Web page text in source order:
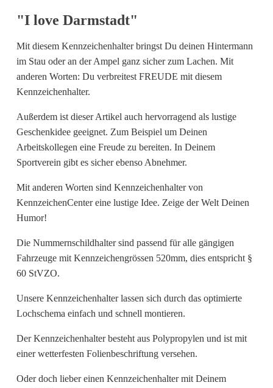
Hessisch gebabbelt
Englisch
I Love...
Ich komme aus und bin...
Fußball
Fliegerwelt
"I love Darmstadt"
Mit diesem Kennzeichenhalter bringst Du deinen Hintermann
im Stau oder an der Ampel ganz sicher zum Lachen. Mit
anderen Worten: Du verbreitest FREUDE mit diesem
Kennzeichenhalter.
Außerdem ist dieser Artikel auch hervorragend als lustige
Geschenkidee geeignet. Zum Beispiel um Deinen
Arbeitskollegen eine Freude zu bereiten. In Deinem
Sportverein gibt es sicher ebenso Abnehmer.
Mit anderen Worten sind Kennzeichenhalter von
KennzeichenCenter eine lustige Idee. Zeige der Welt Deinen
Humor!
Die Nummernschildhalter sind passend für alle gängigen
Fahrzeuge mit Kennzeichengrössen 520mm, dies entspricht §
60 StVZO.
Unsere Kennzeichenhalter lassen sich durch das optimierte
Lochschema einfach und schnell montieren.
Der Kennzeichenhalter besteht aus Polypropylen und ist mit
einer wetterfesten Folienbeschriftung versehen.
Oder doch lieber einen Kennzeichenhalter mit Deinem